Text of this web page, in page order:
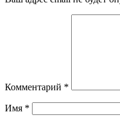
Комментарий *
Имя *